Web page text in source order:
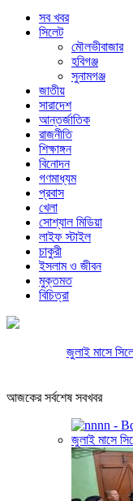
সব খবর
সিলেট
মৌলভীবাজার
হবিগঞ্জ
সুনামগঞ্জ
জাতীয়
সারাদেশ
আন্তর্জাতিক
রাজনীতি
শিক্ষাঙ্গন
বিনোদন
গণমাধ্যম
প্রবাস
খেলা
সোশ্যাল মিডিয়া
লাইফ স্টাইল
চাকুরী
ইসলাম ও জীবন
মুক্তমত
বিচিত্রা
জুলাই মাসে
আজকের সর্বশেষ সবখবর
জুলাই মাসে